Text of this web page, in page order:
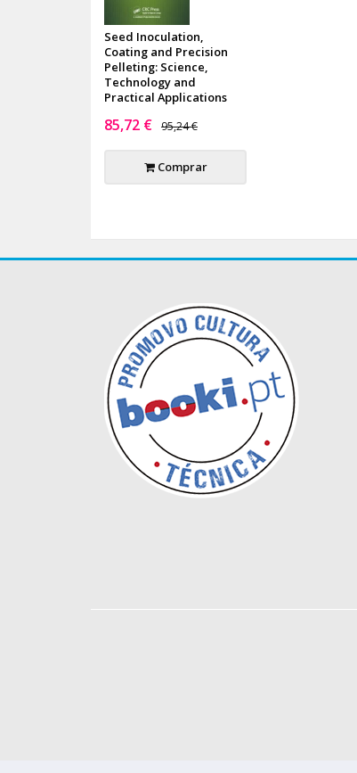
Seed Inoculation,
Coating and Precision
Pelleting: Science,
Technology and
Practical Applications
85,72 € 95,24 €
Comprar